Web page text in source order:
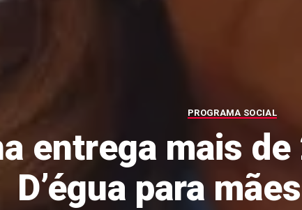
PROGRAMA SOCIAL
entrega mais
D’égua para